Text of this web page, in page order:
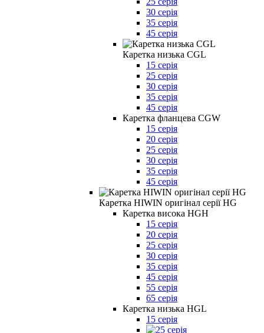
30 серія
35 серія
45 серія
Каретка низька CGL
15 серія
25 серія
30 серія
35 серія
45 серія
Каретка фланцева CGW
15 серія
20 серія
25 серія
30 серія
35 серія
45 серія
Каретка HIWIN оригінал серії HG
Каретка висока HGH
15 серія
20 серія
25 серія
30 серія
35 серія
45 серія
55 серія
65 серія
Каретка низька HGL
15 серія